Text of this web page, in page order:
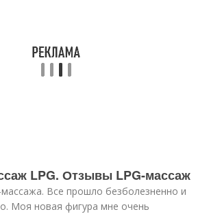
LPG. Отзывы LPG-массаж
Все прошло безболезненно и
Моя новая фигура мне очень